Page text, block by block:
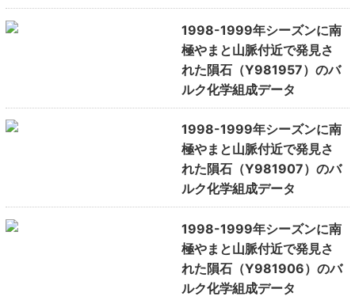
1998-1999年シーズンに南
極やまと山脈付近で発見さ
れた隕石（Y981957）のバ
ルク化学組成データ
1998-1999年シーズンに南
極やまと山脈付近で発見さ
れた隕石（Y981907）のバ
ルク化学組成データ
1998-1999年シーズンに南
極やまと山脈付近で発見さ
れた隕石（Y981906）のバ
ルク化学組成データ